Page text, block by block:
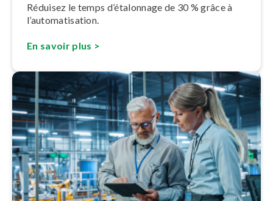
Réduisez le temps d’éta­lon­nage de 30 % grâce à
l’au­to­ma­ti­sa­tion.
En savoir plus >